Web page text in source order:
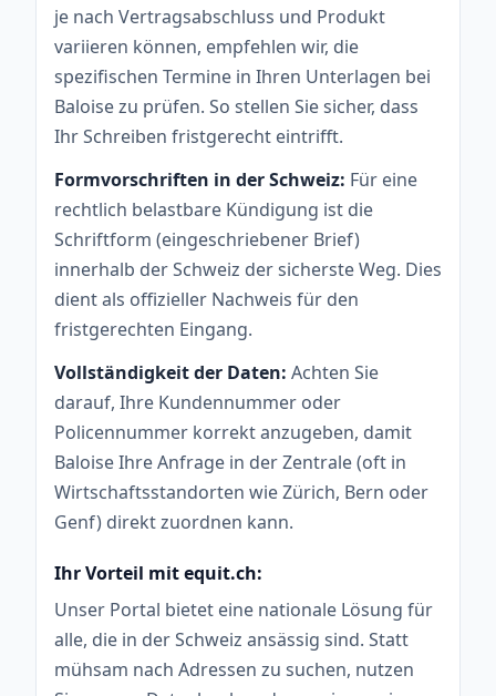
je nach Vertragsabschluss und Produkt
variieren können, empfehlen wir, die
spezifischen Termine in Ihren Unterlagen bei
Baloise zu prüfen. So stellen Sie sicher, dass
Ihr Schreiben fristgerecht eintrifft.
Formvorschriften in der Schweiz: Für eine
rechtlich belastbare Kündigung ist die
Schriftform (eingeschriebener Brief)
innerhalb der Schweiz der sicherste Weg. Dies
dient als offizieller Nachweis für den
fristgerechten Eingang.
Vollständigkeit der Daten: Achten Sie
darauf, Ihre Kundennummer oder
Policennummer korrekt anzugeben, damit
Baloise Ihre Anfrage in der Zentrale (oft in
Wirtschaftsstandorten wie Zürich, Bern oder
Genf) direkt zuordnen kann.
Ihr Vorteil mit equit.ch:
Unser Portal bietet eine nationale Lösung für
alle, die in der Schweiz ansässig sind. Statt
mühsam nach Adressen zu suchen, nutzen